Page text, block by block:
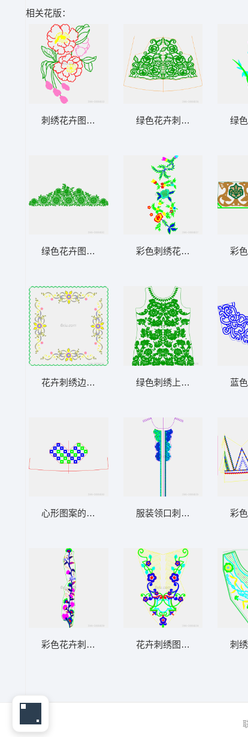
相关花版：
刺绣花卉图案设计
绿色花卉图案装饰边框
花卉刺绣边框图案
心形图案的网格设计图
彩色花卉刺绣图案设计
绿色花卉刺绣图案设计图
彩色刺绣花卉图案
绿色刺绣上衣设计图
服装领口刺绣设计图
花卉刺绣图案设计图
绿
彩
蓝
彩
刺